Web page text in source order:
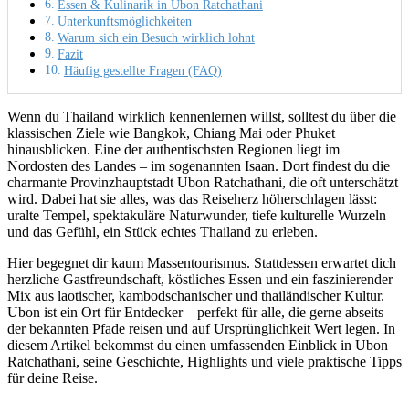
Essen & Kulinarik in Ubon Ratchathani
Unterkunftsmöglichkeiten
Warum sich ein Besuch wirklich lohnt
Fazit
Häufig gestellte Fragen (FAQ)
Wenn du Thailand wirklich kennenlernen willst, solltest du über die
klassischen Ziele wie Bangkok, Chiang Mai oder Phuket
hinausblicken. Eine der authentischsten Regionen liegt im
Nordosten des Landes – im sogenannten Isaan. Dort findest du die
charmante Provinzhauptstadt Ubon Ratchathani, die oft unterschätzt
wird. Dabei hat sie alles, was das Reiseherz höherschlagen lässt:
uralte Tempel, spektakuläre Naturwunder, tiefe kulturelle Wurzeln
und das Gefühl, ein Stück echtes Thailand zu erleben.
Hier begegnet dir kaum Massentourismus. Stattdessen erwartet dich
herzliche Gastfreundschaft, köstliches Essen und ein faszinierender
Mix aus laotischer, kambodschanischer und thailändischer Kultur.
Ubon ist ein Ort für Entdecker – perfekt für alle, die gerne abseits
der bekannten Pfade reisen und auf Ursprünglichkeit Wert legen. In
diesem Artikel bekommst du einen umfassenden Einblick in Ubon
Ratchathani, seine Geschichte, Highlights und viele praktische Tipps
für deine Reise.